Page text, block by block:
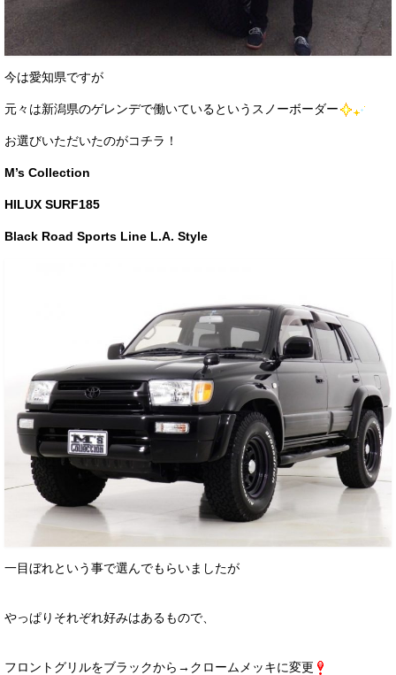
お問い合わせ
今は愛知県ですが
元々は新潟県のゲレンデで働いているというスノーボーダー
お選びいただいたのがコチラ！
M’s Collection
HILUX SURF185
Black Road Sports Line L.A. Style
一目ぼれという事で選んでもらいましたが
やっぱりそれぞれ好みはあるもので、
フロントグリルをブラックから→クロームメッキに変更